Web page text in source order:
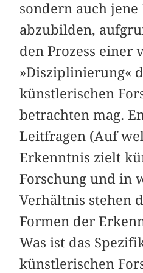
sondern auch
abzubilden,
den Prozess einer
»Disziplinierung«
künstlerischen
betrachten mag.
Leitfragen (Auf
Erkenntnis zielt
Forschung und in
Verhältnis stehen
Formen der
Was ist das
künstlerischen